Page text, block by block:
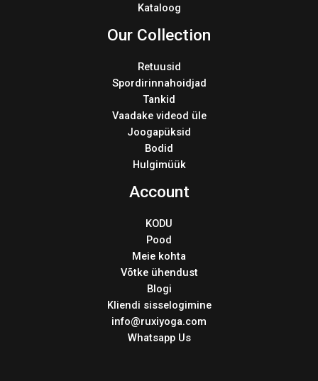
Kataloog
Our Collection
Retuusid
Spordirinnahoidjad
Tankid
Vaadake videod üle
Joogapüksid
Bodid
Hulgimüük
Account
KODU
Pood
Meie kohta
Võtke ühendust
Blogi
Kliendi sisselogimine
info@ruxiyoga.com
Whatsapp Us